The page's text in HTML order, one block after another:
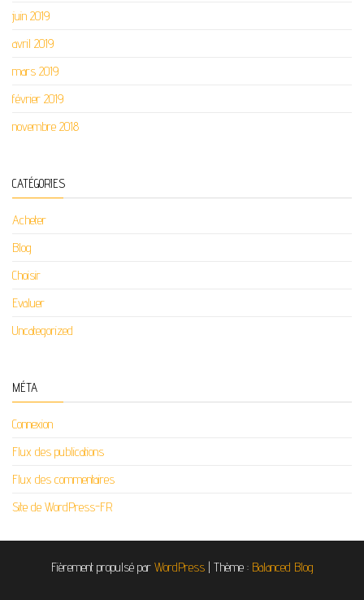
juin 2019
avril 2019
mars 2019
février 2019
novembre 2018
CATÉGORIES
Acheter
Blog
Choisir
Evaluer
Uncategorized
MÉTA
Connexion
Flux des publications
Flux des commentaires
Site de WordPress-FR
Fièrement propulsé par WordPress | Thème : Balanced Blog